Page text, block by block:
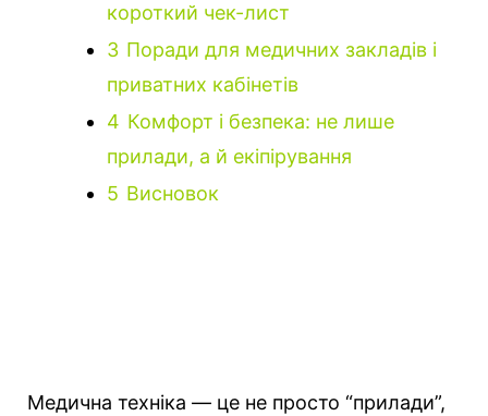
короткий чек-лист
3 Поради для медичних закладів і
приватних кабінетів
4 Комфорт і безпека: не лише
прилади, а й екіпірування
5 Висновок
Медична техніка — це не просто “прилади”,